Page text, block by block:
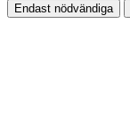
Endast nödvändiga